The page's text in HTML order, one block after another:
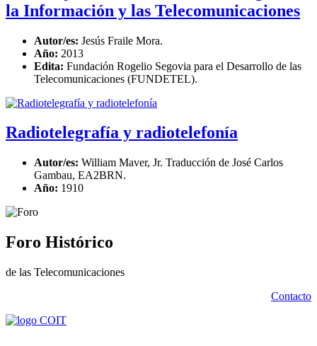
la Información y las Telecomunicaciones
Autor/es: Jesús Fraile Mora.
Año: 2013
Edita: Fundación Rogelio Segovia para el Desarrollo de las
Telecomunicaciones (FUNDETEL).
Radiotelegrafía y radiotelefonía
Autor/es: William Maver, Jr. Traducción de José Carlos
Gambau, EA2BRN.
Año: 1910
Foro Histórico
de las Telecomunicaciones
Contacto